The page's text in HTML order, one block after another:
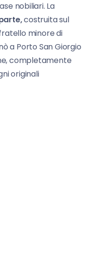
nobiliari. La
costruita sul
minore di
a Porto San Giorgio
completamente
originali